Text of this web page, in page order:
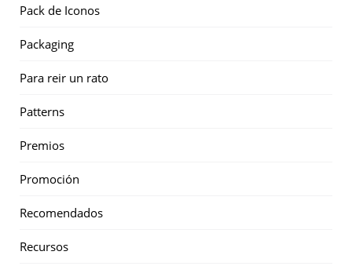
Pack de Iconos
Packaging
Para reir un rato
Patterns
Premios
Promoción
Recomendados
Recursos